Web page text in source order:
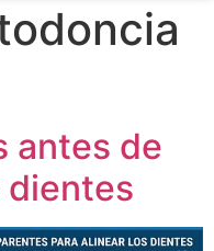
antes de
dientes